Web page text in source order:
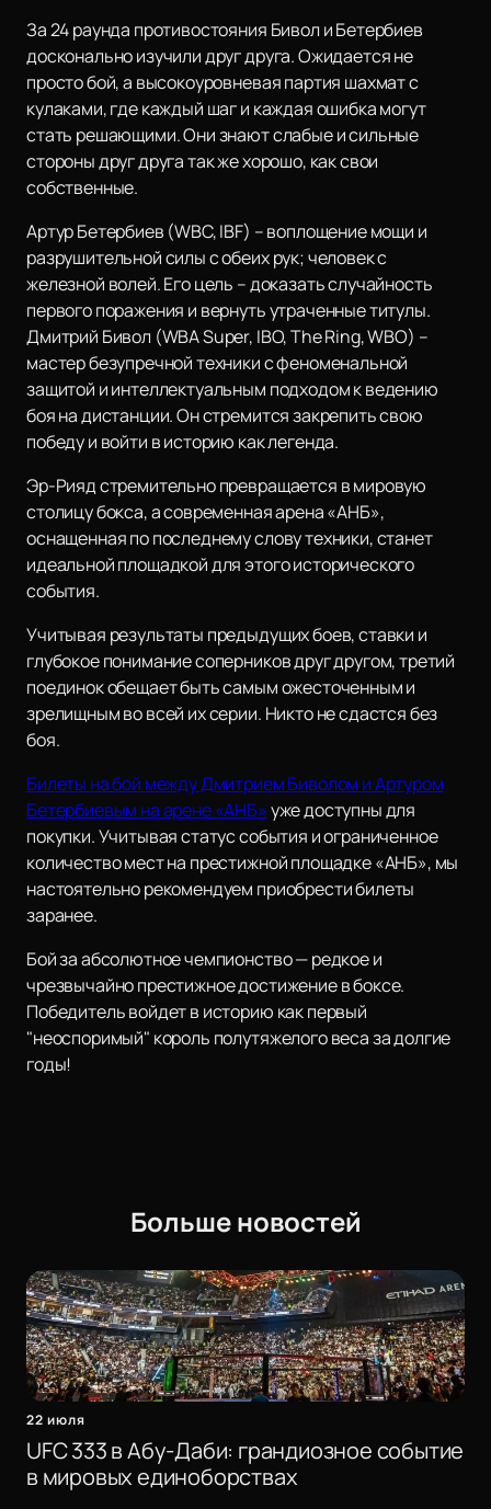
За 24 раунда противостояния Бивол и Бетербиев
досконально изучили друг друга. Ожидается не
просто бой, а высокоуровневая партия шахмат с
кулаками, где каждый шаг и каждая ошибка могут
стать решающими. Они знают слабые и сильные
стороны друг друга так же хорошо, как свои
собственные.
Артур Бетербиев (WBC, IBF) – воплощение мощи и
разрушительной силы с обеих рук; человек с
железной волей. Его цель – доказать случайность
первого поражения и вернуть утраченные титулы.
Дмитрий Бивол (WBA Super, IBO, The Ring, WBO) –
мастер безупречной техники с феноменальной
защитой и интеллектуальным подходом к ведению
боя на дистанции. Он стремится закрепить свою
победу и войти в историю как легенда.
Эр-Рияд стремительно превращается в мировую
столицу бокса, а современная арена «АНБ»,
оснащенная по последнему слову техники, станет
идеальной площадкой для этого исторического
события.
Учитывая результаты предыдущих боев, ставки и
глубокое понимание соперников друг другом, третий
поединок обещает быть самым ожесточенным и
зрелищным во всей их серии. Никто не сдастся без
боя.
Билеты на бой между Дмитрием Биволом и Артуром
Бетербиевым на арене «АНБ» уже доступны для
покупки. Учитывая статус события и ограниченное
количество мест на престижной площадке «АНБ», мы
настоятельно рекомендуем приобрести билеты
заранее.
Бой за абсолютное чемпионство — редкое и
чрезвычайно престижное достижение в боксе.
Победитель войдет в историю как первый
"неоспоримый" король полутяжелого веса за долгие
годы!
Больше новостей
22 июля
UFC 333 в Абу-Даби: грандиозное событие
в мировых единоборствах